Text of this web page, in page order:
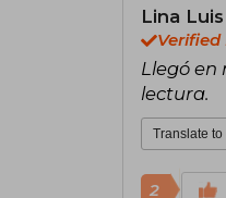
Lina Luis
Verified
Llegó en
lectura.
Translate to
2